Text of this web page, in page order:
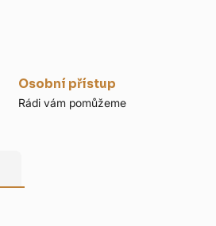
Osobní přístup
Rádi vám pomůžeme